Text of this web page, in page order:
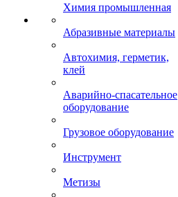
Химия промышленная
Абразивные материалы
Автохимия, герметик,
клей
Аварийно-спасательное
оборудование
Грузовое оборудование
Инструмент
Метизы